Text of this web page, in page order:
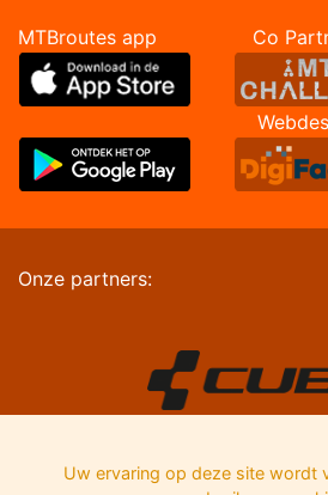
MTBroutes app Co
Onze partners:
Uw ervaring op deze site wordt